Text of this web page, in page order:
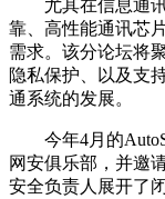
尤其在信息通讯
靠、高性能通讯芯
需求。该分论坛将
隐私保护、以及支
通系统的发展。
今年4月的
网安俱乐部，并邀
安全负责人展开了